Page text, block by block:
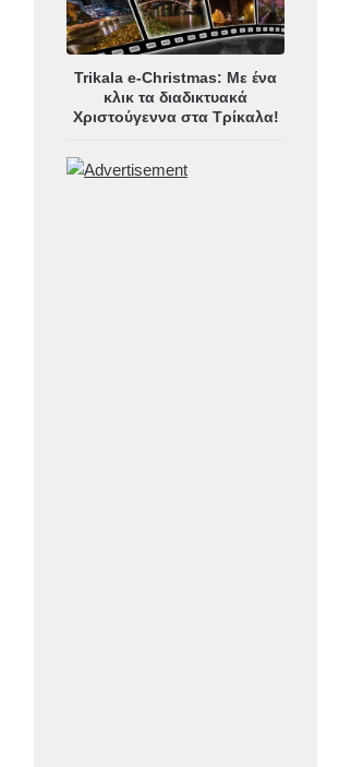
Trikala e-Christmas: Με ένα
κλικ τα διαδικτυακά
Χριστούγεννα στα Τρίκαλα!